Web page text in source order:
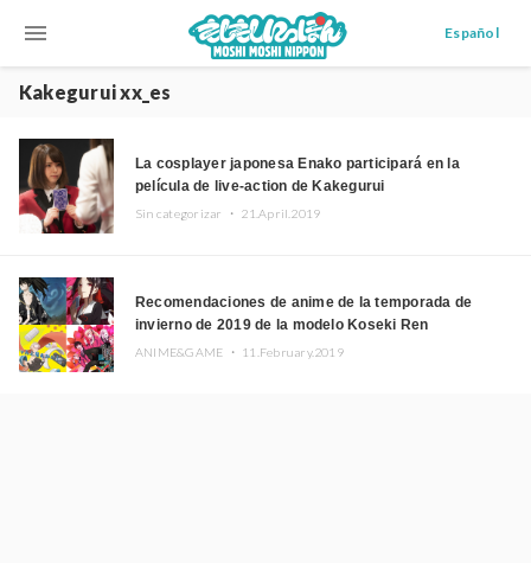
menu Español
Kakegurui xx_es
La cosplayer japonesa Enako participará en la
película de live-action de Kakegurui
Sin categorizar ・ 21.April.2019
Recomendaciones de anime de la temporada de
invierno de 2019 de la modelo Koseki Ren
ANIME&GAME ・ 11.February.2019